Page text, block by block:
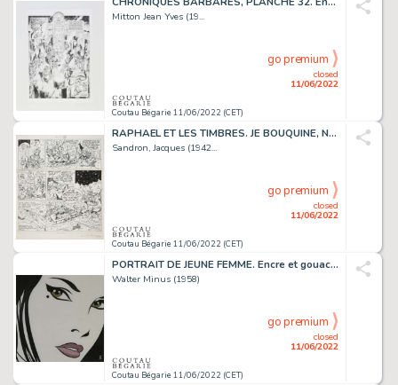
Mitton Jean Yves (19...
Coutau Bégarie 11/06/2022 (CET)
closed
11/06/2022
go premium
RAPHAËL ET LES TIMBRES. JE BOUQUINE, NOËL 88. Gag de...
Sandron, Jacques (1942...
Coutau Bégarie 11/06/2022 (CET)
closed
11/06/2022
go premium
PORTRAIT DE JEUNE FEMME. Encre et gouache sur papier,...
Walter Minus (1958)
Coutau Bégarie 11/06/2022 (CET)
closed
11/06/2022
go premium